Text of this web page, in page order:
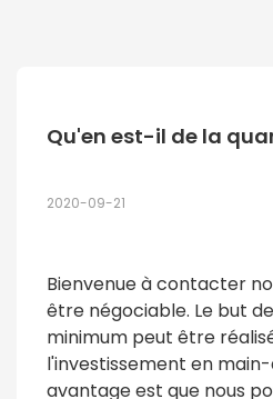
Qu'en est-il de la
2020-09-21
Bienvenue à contacter
être négociable. Le but
minimum peut être
l'investissement en
avantage est que nous